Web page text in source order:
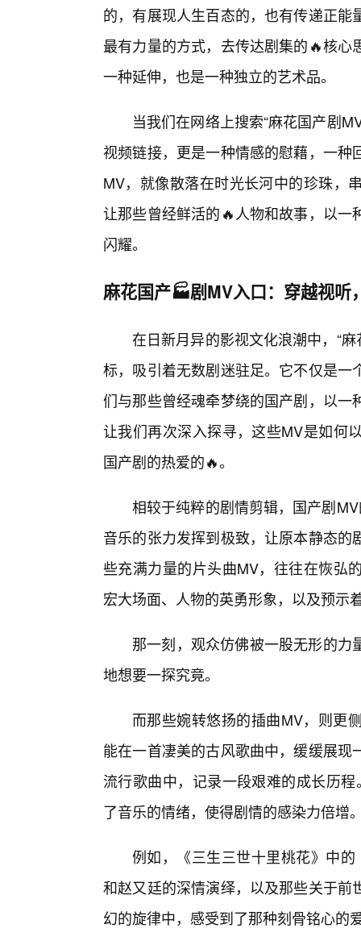
的，有展现人生百态的，也有传递正
最有力量的方式，去传达剧集的🔥核
一种延伸，也是一种独立的艺术品。
当我们在网络上搜索“麻花国产剧
视频链接，更是一种情感的慰藉，一
MV，就像散落在时光长河中的珍珠，
让那些曾经鲜活的🔥人物和故事，以
闪耀。
麻花国产🏭剧MV入口：穿越视听
在日新月异的影视文化浪潮中，“
标，吸引着无数剧迷驻足。它不仅是
们与那些曾经魂牵梦绕的国产剧，以
让我们再次深入探寻，这些MV是如何
国产剧的热爱的🔥。
相较于纯粹的剧情剪辑，国产剧
音乐的张力发挥到极致，让原本静态
些充满力量的片头曲MV，往往在恢弘
宏大场面、人物的英勇形象，以及预示
那一刻，观众仿佛被一股无形的
地想要一探究竟。
而那些婉转悠扬的插曲MV，则更
能在一首凄美的古风歌曲中，缓缓展
流行歌曲中，记录一段艰难的成长历
了音乐的情绪，使得剧情的感染力倍增
例如，《三生三世十里桃花》中
和赵又廷的深情演绎，以及那些关于
幻的旋律中，感受到了那种刻骨铭心的